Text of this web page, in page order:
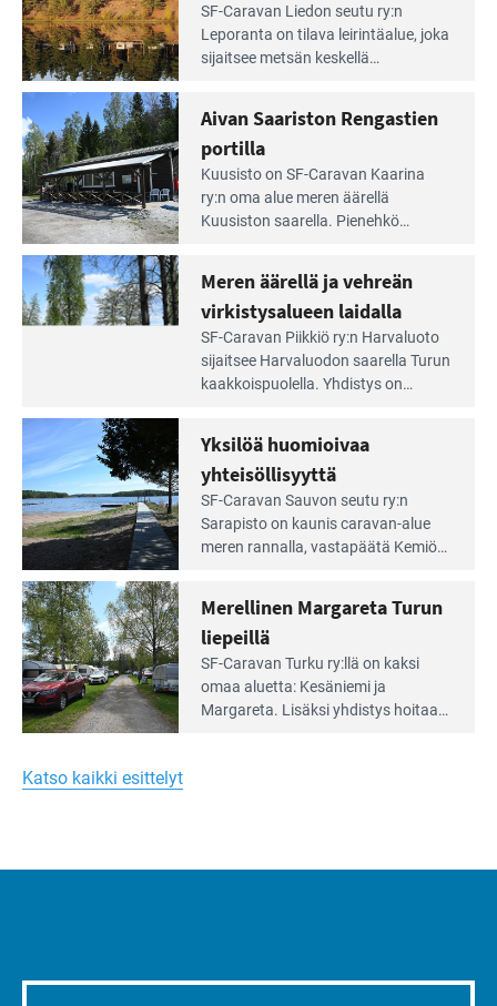
Lue
Leirintäoppaan
artikkeli:
Lampien
rannalla
pääsee
irti
arjesta
SF-Caravan Liedon seutu ry:n
Leporanta on tilava leirintäalue, joka
sijaitsee metsän kes­kellä
tarjoaa ympäris­töineen kauniit
maisemat ja loistavat virkistäytymis­
mahdollisuudet.
Lue
Leirintäoppaan
artikkeli:
Aivan
Saariston
Rengastien
portilla
Aivan Saariston Rengastien
portilla
Kuusisto on SF-Caravan Kaarina
ry:n oma alue meren äärellä
Kuusiston saarella. Pie­nehkö
äärellä
ja
vehreän
virkistysalueen
laidalla
Meren äärellä ja vehreän
virkistysalueen laidalla
SF-Caravan Piikkiö ry:n Harvaluoto
sijait­see Harvaluodon saarella Turun
kaakkois­puolella. Yhdistys on
virkistysalueesta.
Lue
Leirintäoppaan
artikkeli:
Yksilöä
huomioivaa
yhteisöllisyyttä
Yksilöä huomioivaa
yhteisöllisyyttä
SF-Caravan Sauvon seutu ry:n
Sarapisto on kaunis caravan-alue
meren rannalla, vasta­päätä Kemiön
kymmenen paikkaa ilman sähköä.
Lue
Leirintäoppaan
artikkeli:
Merellinen
Turun
liepeillä
Merellinen Margareta Turun
liepeillä
SF-Caravan Turku ry:llä on kaksi
omaa aluet­ta: Kesäniemi ja
Margareta. Lisäksi yhdis­tys hoitaa
Katso kaikki esittelyt